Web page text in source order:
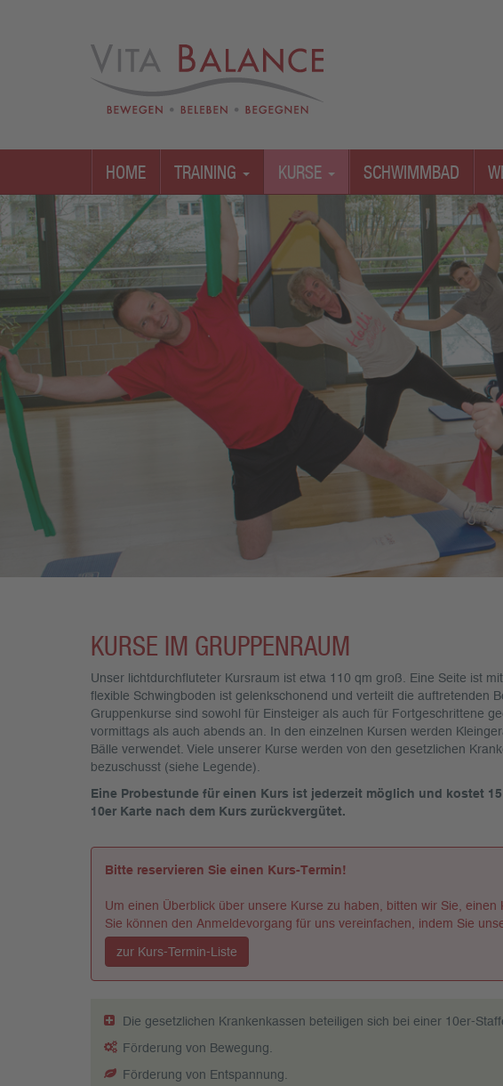
HOME TRAINING KURSE SCHWIMMBAD
KURSE IM GRUPPENRAUM
Unser lichtdurchfluteter Kursraum ist etwa 110 qm groß. Eine Seite ist
flexible Schwingboden ist gelenkschonend und verteilt die auftretenden
Gruppenkurse sind sowohl für Einsteiger als auch für Fortgeschrittene
vormittags als auch abends an. In den einzelnen Kursen werden
Bälle verwendet. Viele unserer Kurse werden von den gesetzlichen
bezuschusst (siehe Legende).
Eine Probestunde für einen Kurs ist jederzeit möglich und kostet
10er Karte nach dem Kurs zurückvergütet.
Bitte reservieren Sie einen Kurs-Termin!
Um einen Überblick über unsere Kurse zu haben, bitten wir Sie, einen
Sie können den Anmeldevorgang für uns vereinfachen, indem Sie
zur Kurs-Termin-Liste
Die gesetzlichen Krankenkassen beteiligen sich bei einer 10er-
Förderung von Bewegung.
Förderung von Entspannung.